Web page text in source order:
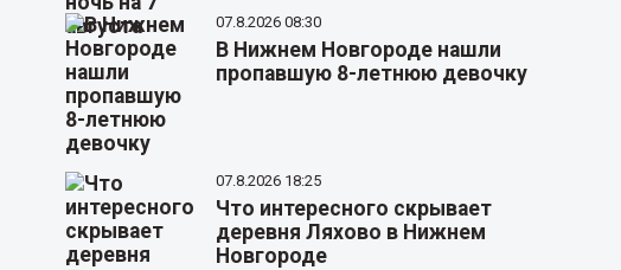
07.8.2026 08:30
В Нижнем Новгороде нашли
пропавшую 8-летнюю девочку
07.8.2026 18:25
Что интересного скрывает
деревня Ляхово в Нижнем
Новгороде